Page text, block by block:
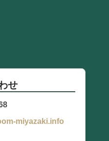
せ
miyazaki.info